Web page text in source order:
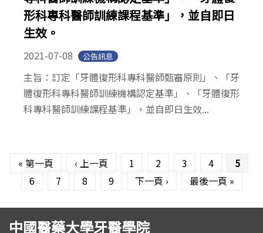
形科專科醫師訓練課程基準」，並自即日
生效。
2021-07-08 公告訊息
主旨：訂定「牙體復形科專科醫師甄審原則」、「牙
體復形科專科醫師訓練機構認定基準」、「牙體復形
科專科醫師訓練課程基準」，並自即日生效...
« 第一頁 ‹ 上一頁 1 2 3 4
5
6
7 8 9 下一頁 › 最後一頁 »
中國醫藥大學牙醫學院